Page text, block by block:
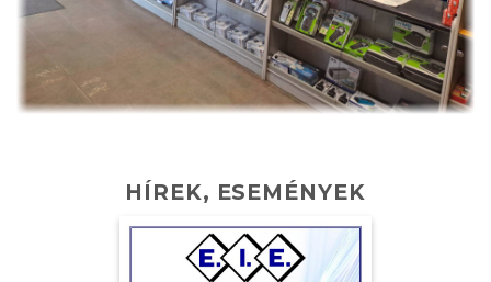
HÍREK, ESEMÉNYEK